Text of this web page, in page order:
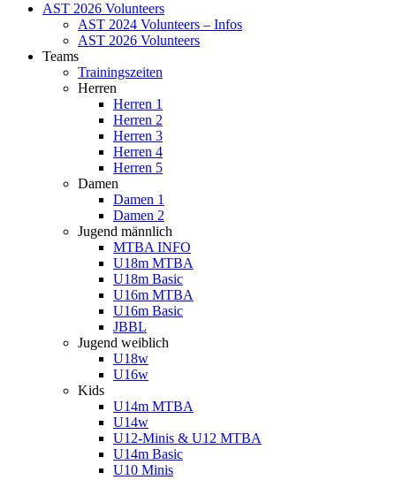
AST 2026 Volunteers
AST 2024 Volunteers – Infos
AST 2026 Volunteers
Teams
Trainingszeiten
Herren
Herren 1
Herren 2
Herren 3
Herren 4
Herren 5
Damen
Damen 1
Damen 2
Jugend männlich
MTBA INFO
U18m MTBA
U18m Basic
U16m MTBA
U16m Basic
JBBL
Jugend weiblich
U18w
U16w
Kids
U14m MTBA
U14w
U12-Minis & U12 MTBA
U14m Basic
U10 Minis